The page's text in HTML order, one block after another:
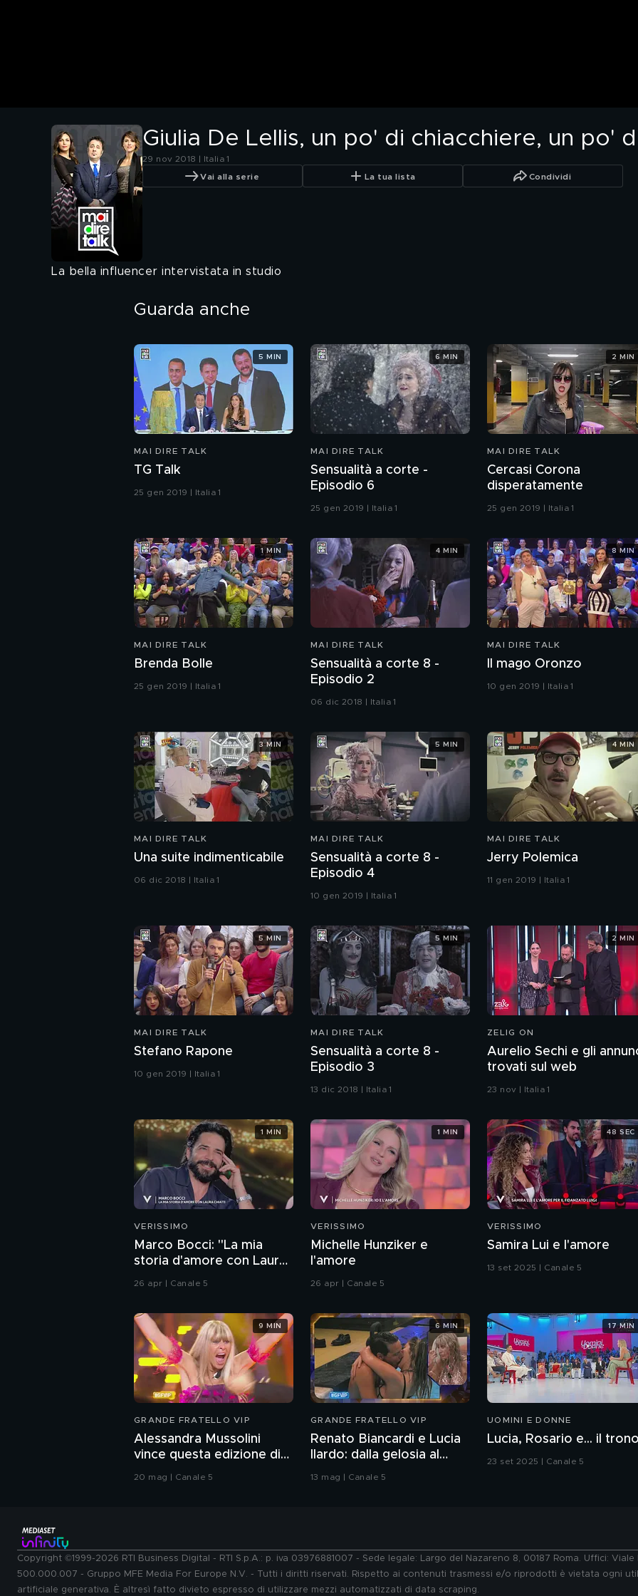
Giulia De Lellis, un po' di chiacchiere, un po'
29 nov 2018 | Italia 1
Vai alla serie La tua lista Condividi
La bella influencer intervistata in studio
Guarda anche
MAI DIRE TALK
TG Talk
25 gen 2019 | Italia 1
5 MIN
MAI DIRE TALK
Sensualità a corte -
Episodio 6
25 gen 2019 | Italia 1
6 MIN
MAI DIRE TALK
Cercasi Corona
disperatamente
25 gen 2019 | Italia 1
2 MIN
MAI DIRE TALK
Brenda Bolle
25 gen 2019 | Italia 1
1 MIN
MAI DIRE TALK
Sensualità a corte 8 -
Episodio 2
06 dic 2018 | Italia 1
4 MIN
MAI DIRE TALK
Il mago Oronzo
10 gen 2019 | Italia 1
8 MIN
MAI DIRE TALK
Una suite indimenticabile
06 dic 2018 | Italia 1
3 MIN
MAI DIRE TALK
Sensualità a corte 8 -
Episodio 4
10 gen 2019 | Italia 1
5 MIN
MAI DIRE TALK
Jerry Polemica
11 gen 2019 | Italia 1
4 MIN
MAI DIRE TALK
Stefano Rapone
10 gen 2019 | Italia 1
5 MIN
MAI DIRE TALK
Sensualità a corte 8 -
Episodio 3
13 dic 2018 | Italia 1
5 MIN
ZELIG ON
Aurelio Sechi e gli
trovati sul web
23 nov | Italia 1
2 MIN
VERISSIMO
Marco Bocci: "La mia
storia d'amore con Laura
Chiatti"
26 apr | Canale 5
1 MIN
VERISSIMO
Michelle Hunziker e
l'amore
26 apr | Canale 5
1 MIN
VERISSIMO
Samira Lui e l'amore
13 set 2025 | Canale 5
48 SEC
GRANDE FRATELLO VIP
Alessandra Mussolini
vince questa edizione di
Grande Fratello VIP
20 mag | Canale 5
9 MIN
GRANDE FRATELLO VIP
Renato Biancardi e Lucia
Ilardo: dalla gelosia al
13 mag | Canale 5
6 MIN
UOMINI E DONNE
Lucia, Rosario e... il trono
23 set 2025 | Canale 5
17 MIN
Copyright ©1999-2026 RTI Business Digital - RTI S.p.A.: p. iva 03976881007 - Sede legale: Largo del Nazareno 8, 00187 Roma. Uffici:
500.000.007 - Gruppo MFE Media For Europe N.V. - Tutti i diritti riservati. Rispetto ai contenuti trasmessi e/o riprodotti è vietata ogni
artificiale generativa. È altresì fatto divieto espresso di utilizzare mezzi automatizzati di data scraping.